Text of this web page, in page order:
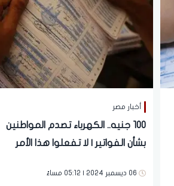
أخبار مصر
100 جنيه.. الكهرباء تصدم المواطنين
بشأن الفواتير | لا تفعلوا هذا الأمر
06 ديسمبر 2024 | 05:12 مساءً